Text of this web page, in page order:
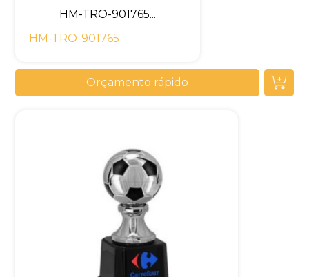
HM-TRO-901765...
HM-TRO-901765
Orçamento rápido